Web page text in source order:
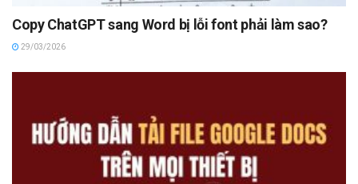
Copy ChatGPT sang Word bị lỗi font phải làm sao?
29/03/2026